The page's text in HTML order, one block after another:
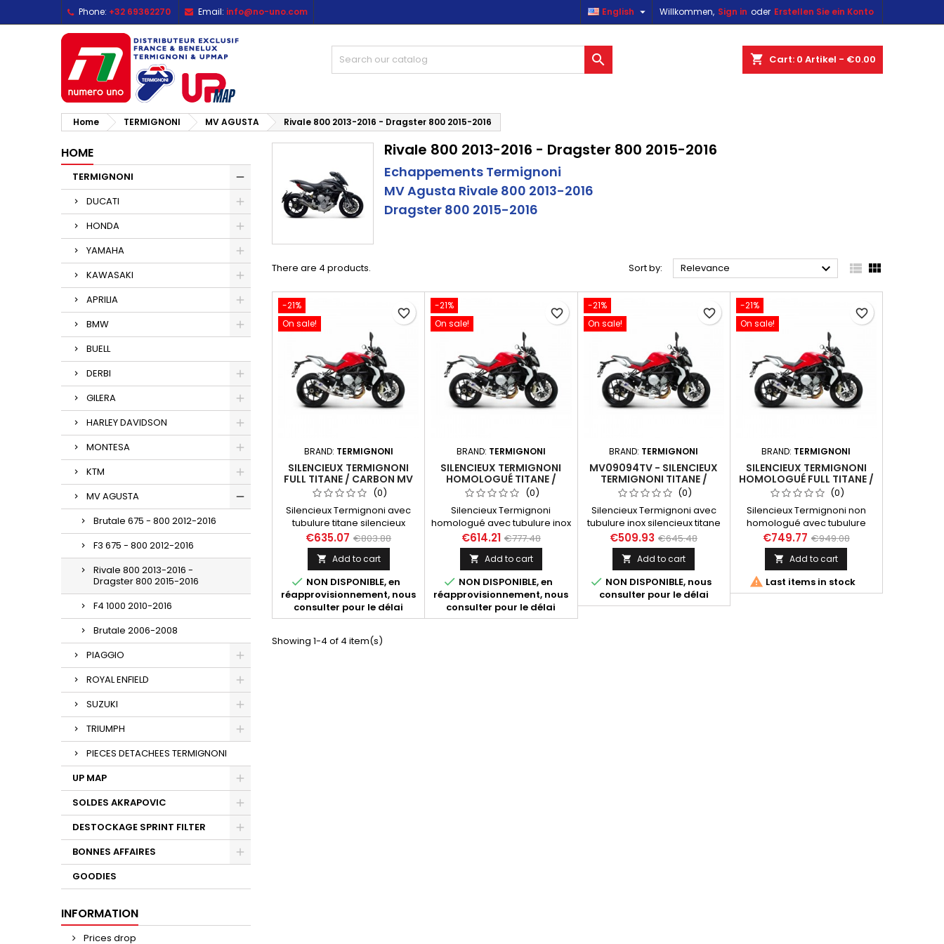
Phone: +32 69362270 Email: info@no-uno.com Willkommen, Sign in oder Erstellen Sie ein Konto
English 
shopping_cart Cart: 0 Artikel - €0.00

Home TERMIGNONI MV AGUSTA Rivale 800 2013-2016 - Dragster 800 2015-2016
HOME
TERMIGNONI
DUCATI
HONDA
YAMAHA
KAWASAKI
APRILIA
BMW
BUELL
DERBI
GILERA
HARLEY DAVIDSON
MONTESA
KTM
MV AGUSTA
Brutale 675 - 800 2012-2016
F3 675 - 800 2012-2016
Rivale 800 2013-2016 -
Dragster 800 2015-2016
F4 1000 2010-2016
Brutale 2006-2008
PIAGGIO
ROYAL ENFIELD
SUZUKI
TRIUMPH
PIECES DETACHEES TERMIGNONI
UP MAP
SOLDES AKRAPOVIC
DESTOCKAGE SPRINT FILTER
BONNES AFFAIRES
GOODIES
INFORMATION
Prices drop
Rivale 800 2013-2016 - Dragster 800 2015-2016
Echappements Termignoni
MV Agusta Rivale 800 2013-2016
Dragster 800 2015-2016
There are 4 products. Sort by: Relevance   
-21%
On sale!
BRAND: TERMIGNONI
SILENCIEUX TERMIGNONI
FULL TITANE / CARBON MV
AGUSTA BRUTALE 675 / 800
2012-2016
(0)
Silencieux Termignoni avec
tubulure titane silencieux
titane avec embout carbone
pour MV Agusta Brutale 675 /
800 années 2012 à 2016 et
Rivale 2013 à 2016.
€635.07 €803.88
 Add to cart
 NON DISPONIBLE, en
réapprovisionnement, nous
consulter pour le délai
favorite_border
-21%
On sale!
BRAND: TERMIGNONI
SILENCIEUX TERMIGNONI
HOMOLOGUÉ TITANE /
CARBON MV AGUSTA
BRUTALE 675 / 800 2012-
2016
(0)
Silencieux Termignoni
homologué avec tubulure inox
silencieux titane avec embout
carbone pour MV Agusta
Brutale 675 / 800 années 2012
à 2016 et Rivale 2013 à 2016..
€614.21 €777.48
 Add to cart
 NON DISPONIBLE, en
réapprovisionnement, nous
consulter pour le délai
favorite_border
-21%
On sale!
BRAND: TERMIGNONI
MV09094TV - SILENCIEUX
TERMIGNONI TITANE /
CARBON MV AGUSTA
BRUTALE 675 / 800 2012-
2016
(0)
Silencieux Termignoni avec
tubulure inox silencieux titane
avec embout carbone pour
MV Agusta Brutale 675 / 800
années 2012 à 2016 et Rivale
2013 à 2016.
€509.93 €645.48
 Add to cart
 NON DISPONIBLE, nous
consulter pour le délai
favorite_border
-21%
On sale!
BRAND: TERMIGNONI
SILENCIEUX TERMIGNONI
HOMOLOGUÉ FULL TITANE /
CARBON MV AGUSTA
BRUTALE 675 / 800 2012-
2016
(0)
Silencieux Termignoni non
homologué avec tubulure
titane silencieux titane avec
embout carbone pour MV
Agusta Brutale 675 / 800
années 2012 à 2016 et Rivale
2013 à 2016
€749.77 €949.08
 Add to cart
 Last items in stock
favorite_border
Showing 1-4 of 4 item(s)
Mes listes d'envies
Créer une nouvelle liste
((modalTitle))
((confirmMessage))
((cancelText))
Create wishlist
Cancel Create wishlist
Sign in
You need to be logged in to save products in your wishlist.